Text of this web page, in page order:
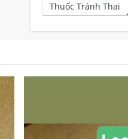
Thuốc Tránh Thai